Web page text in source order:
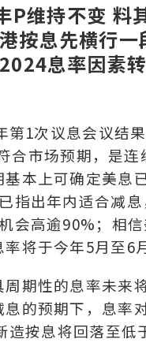
P维持不变 料
按息先横行一
息率因素
第1次议息会议结
合市场预期，是
本上可确定美息
指出年内适合减
会高逾90%；相
将于今年5月至6
期性的息率未来
的预期下，息率
按息将回落至低